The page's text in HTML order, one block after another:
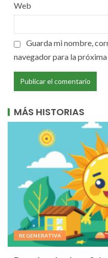
Web
Guarda mi nombre,
navegador para la
MÁS HISTORIAS
REGENERATIVA